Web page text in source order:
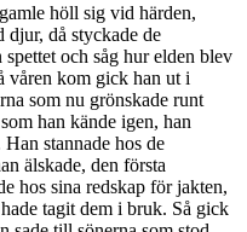
höll sig vid härden,
djur, då styckade de
och såg hur elden blev
våren kom gick han ut i
som nu grönskade runt
han kände igen, han
stannade hos de
älskade, den första
hos sina redskap för jakten,
tagit dem i bruk. Så gick